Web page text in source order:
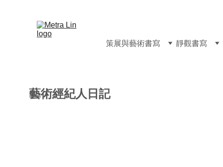
策展與藝術書寫 靜觀書寫
藝術經紀人日記